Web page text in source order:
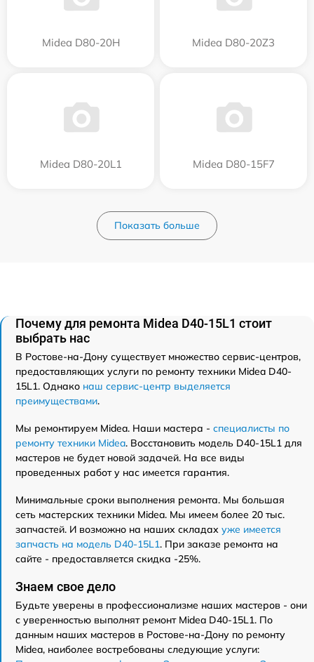
Midea D80-20Н Midea D80-20Z3
Midea D80-20L1 Midea D80-15F7
Показать больше
Почему для ремонта Midea D40-15L1 стоит
выбрать нас
В Ростове-на-Дону существует множество сервис-центров,
предоставляющих услуги по ремонту техники Midea D40-
15L1. Однако наш сервис-центр выделяется
преимуществами.
Мы ремонтируем Midea. Наши мастера - специалисты по
ремонту техники Midea. Восстановить модель D40-15L1 для
мастеров не будет новой задачей. На все виды
проведенных работ у нас имеется гарантия.
Минимальные сроки выполнения ремонта. Мы большая
сеть мастерских техники Midea. Мы имеем более 20 тыс.
запчастей. И возможно на наших складах уже имеется
запчасть на модель D40-15L1. При заказе ремонта на
сайте - предоставляется скидка -25%.
Знаем свое дело
Будьте уверены в профессионализме наших мастеров - они
с уверенностью выполнят ремонт Midea D40-15L1. По
данным наших мастеров в Ростове-на-Дону по ремонту
Midea, наиболее востребованы следующие услуги: